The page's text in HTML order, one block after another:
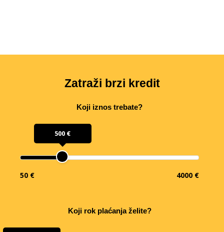
Zatraži brzi kredit
Koji iznos trebate?
500 €
50 € 4000 €
Koji rok plaćanja želite?